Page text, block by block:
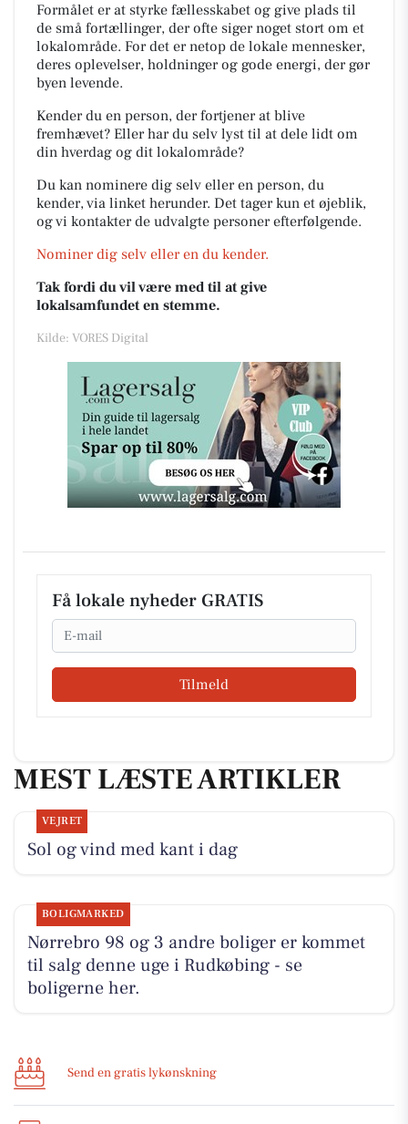
Formålet er at styrke fællesskabet og give plads til
de små fortællinger, der ofte siger noget stort om et
lokalområde. For det er netop de lokale mennesker,
deres oplevelser, holdninger og gode energi, der gør
byen levende.
Kender du en person, der fortjener at blive
fremhævet? Eller har du selv lyst til at dele lidt om
din hverdag og dit lokalområde?
Du kan nominere dig selv eller en person, du
kender, via linket herunder. Det tager kun et øjeblik,
og vi kontakter de udvalgte personer efterfølgende.
Nominer dig selv eller en du kender.
Tak fordi du vil være med til at give
lokalsamfundet en stemme.
Kilde: VORES Digital
Få lokale nyheder GRATIS
Email
Tilmeld
MEST LÆSTE ARTIKLER
VEJRET
Sol og vind med kant i dag
BOLIGMARKED
Nørrebro 98 og 3 andre boliger er kommet
til salg denne uge i Rudkøbing - se
boligerne her.
Send en gratis lykønskning